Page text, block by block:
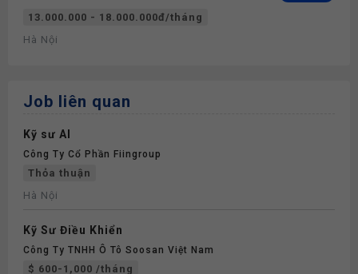
13.000.000 - 18.000.000đ/tháng
Hà Nội
Job liên quan
Kỹ sư AI
Công Ty Cổ Phần Fiingroup
Thỏa thuận
Hà Nội
Kỹ Sư Điều Khiển
Công Ty TNHH Ô Tô Soosan Việt Nam
$ 600-1,000 /tháng